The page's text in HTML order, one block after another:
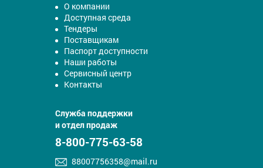
О компании
Доступная среда
Тендеры
Поставщикам
Паспорт доступности
Наши работы
Сервисный центр
Контакты
Служба поддержки
и отдел продаж
8-800-775-63-58
88007756358@mail.ru